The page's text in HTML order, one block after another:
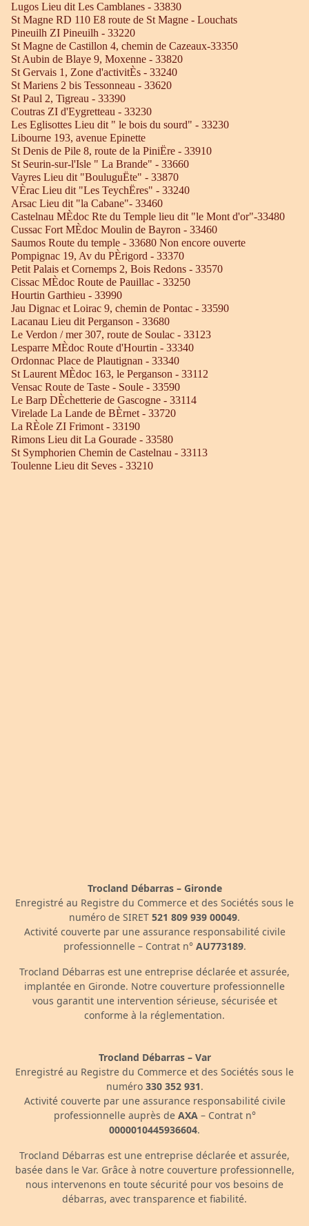
Lugos Lieu dit Les Camblanes - 33830
St Magne RD 110 E8 route de St Magne - Louchats
Pineuilh ZI Pineuilh - 33220
St Magne de Castillon 4, chemin de Cazeaux-33350
St Aubin de Blaye 9, Moxenne - 33820
St Gervais 1, Zone d'activitÈs - 33240
St Mariens 2 bis Tessonneau - 33620
St Paul 2, Tigreau - 33390
Coutras ZI d'Eygretteau - 33230
Les Eglisottes Lieu dit " le bois du sourd" - 33230
Libourne 193, avenue Epinette
St Denis de Pile 8, route de la PiniËre - 33910
St Seurin-sur-l'Isle " La Brande" - 33660
Vayres Lieu dit "BouluguËte" - 33870
VÈrac Lieu dit "Les TeychËres" - 33240
Arsac Lieu dit "la Cabane"- 33460
Castelnau MÈdoc Rte du Temple lieu dit "le Mont d'or"-33480
Cussac Fort MÈdoc Moulin de Bayron - 33460
Saumos Route du temple - 33680 Non encore ouverte
Pompignac 19, Av du PÈrigord - 33370
Petit Palais et Cornemps 2, Bois Redons - 33570
Cissac MÈdoc Route de Pauillac - 33250
Hourtin Garthieu - 33990
Jau Dignac et Loirac 9, chemin de Pontac - 33590
Lacanau Lieu dit Perganson - 33680
Le Verdon / mer 307, route de Soulac - 33123
Lesparre MÈdoc Route d'Hourtin - 33340
Ordonnac Place de Plautignan - 33340
St Laurent MÈdoc 163, le Perganson - 33112
Vensac Route de Taste - Soule - 33590
Le Barp DÈchetterie de Gascogne - 33114
Virelade La Lande de BÈrnet - 33720
La RÈole ZI Frimont - 33190
Rimons Lieu dit La Gourade - 33580
St Symphorien Chemin de Castelnau - 33113
Toulenne Lieu dit Seves - 33210
Trocland Débarras – Gironde
Enregistré au Registre du Commerce et des Sociétés sous le
numéro de SIRET 521 809 939 00049.
Activité couverte par une assurance responsabilité civile
professionnelle – Contrat n° AU773189.
Trocland Débarras est une entreprise déclarée et assurée,
implantée en Gironde. Notre couverture professionnelle
vous garantit une intervention sérieuse, sécurisée et
conforme à la réglementation.
Trocland Débarras – Var
Enregistré au Registre du Commerce et des Sociétés sous le
numéro 330 352 931.
Activité couverte par une assurance responsabilité civile
professionnelle auprès de AXA– Contrat n°
0000010445936604.
Trocland Débarras est une entreprise déclarée et assurée,
basée dans le Var. Grâce à notre couverture professionnelle,
nous intervenons en toute sécurité pour vos besoins de
débarras, avec transparence et fiabilité.